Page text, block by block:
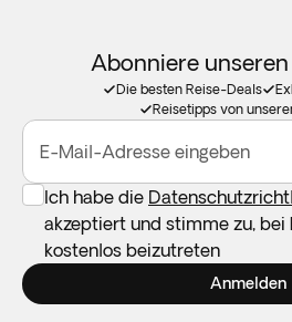
Abonniere
Die besten Reise-Deals
Reisetipps von
E-Mail-Adresse eingeben
Ich habe die
akzeptiert und stimme zu, bei
kostenlos beizutreten
Anmelden